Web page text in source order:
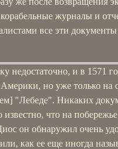
журналы и
все эти
недостаточно, и в 1571
Америки, но уже только на
"Лебеде". Никаких
что на
он обнаружил очень
как ее еще иногда